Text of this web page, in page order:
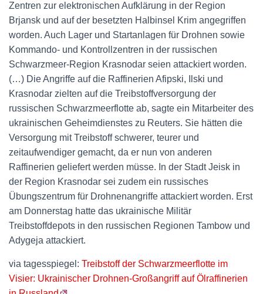
Zentren zur elektronischen Aufklärung in der Region
Brjansk und auf der besetzten Halbinsel Krim angegriffen
worden. Auch Lager und Startanlagen für Drohnen sowie
Kommando- und Kontrollzentren in der russischen
Schwarzmeer-Region Krasnodar seien attackiert worden.
(…) Die Angriffe auf die Raffinerien Afipski, Ilski und
Krasnodar zielten auf die Treibstoffversorgung der
russischen Schwarzmeerflotte ab, sagte ein Mitarbeiter des
ukrainischen Geheimdienstes zu Reuters. Sie hätten die
Versorgung mit Treibstoff schwerer, teurer und
zeitaufwendiger gemacht, da er nun von anderen
Raffinerien geliefert werden müsse. In der Stadt Jeisk in
der Region Krasnodar sei zudem ein russisches
Übungszentrum für Drohnenangriffe attackiert worden. Erst
am Donnerstag hatte das ukrainische Militär
Treibstoffdepots in den russischen Regionen Tambow und
Adygeja attackiert.
via tagesspiegel: Treibstoff der Schwarzmeerflotte im
Visier: Ukrainischer Drohnen-Großangriff auf Ölraffinerien